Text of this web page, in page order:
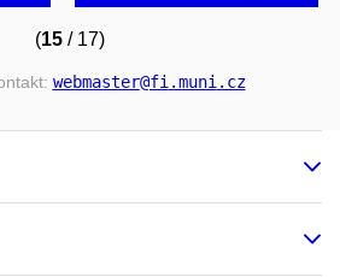
(15 / 17)
webmaster@fi.muni.cz